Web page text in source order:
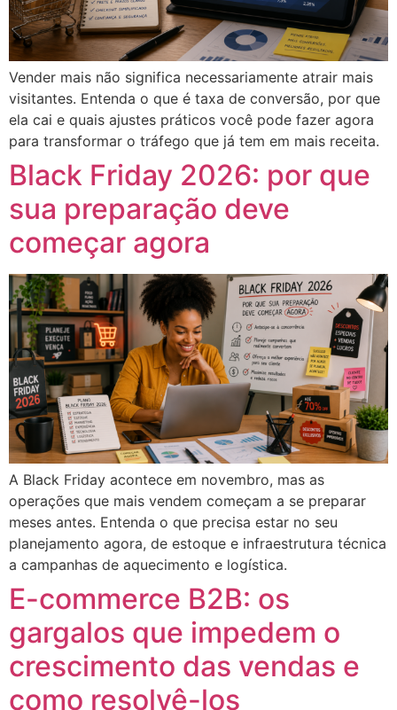
Vender mais não significa necessariamente atrair mais
visitantes. Entenda o que é taxa de conversão, por que
ela cai e quais ajustes práticos você pode fazer agora
para transformar o tráfego que já tem em mais receita.
Black Friday 2026: por que
sua preparação deve
começar agora
A Black Friday acontece em novembro, mas as
operações que mais vendem começam a se preparar
meses antes. Entenda o que precisa estar no seu
planejamento agora, de estoque e infraestrutura técnica
a campanhas de aquecimento e logística.
E-commerce B2B: os
gargalos que impedem o
crescimento das vendas e
como resolvê-los